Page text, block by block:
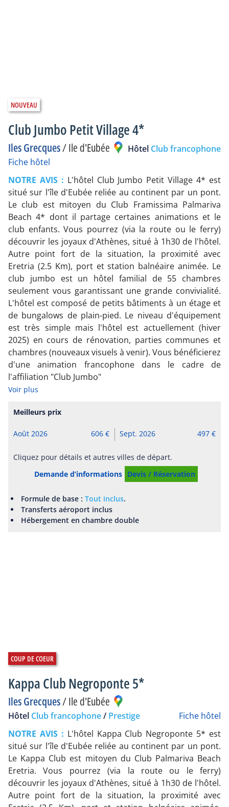
Club Jumbo Petit Village 4*
Iles Grecques/Ile d'Eubée Hôtel Club francophone
Fiche hôtel
NOTRE AVIS : L'hôtel Club Jumbo Petit Village 4* est
situé sur l'île d'Eubée reliée au continent par un pont.
Le club est mitoyen du Club Framissima Palmariva
Beach 4* dont il partage certaines animations et le
club enfants. Vous pourrez (via la route ou le ferry)
découvrir les joyaux d'Athènes, situé à 1h30 de l'hôtel.
Autre point fort de la situation, la proximité avec
Eretria (2.5 Km), port et station balnéaire animée. Le
club jumbo est un hôtel familial de 55 chambres
seulement vous garantissant une grande convivialité.
L'hôtel est composé de petits bâtiments à un étage et
de bungalows de plain-pied. Le niveau d'équipement
est très simple mais l'hôtel est actuellement (hiver
2025) en cours de rénovation, parties communes et
chambres (nouveaux visuels à venir). Vous bénéficierez
d'une animation francophone dans le cadre de
l'affiliation "Club Jumbo"
Voir plus
Demande d’informations Devis / Réservation
Meilleurs prix
Août 2026 606 Sept. 2026 497
Cliquez pour détails et autres villes de départ.
Formule de base :Tout inclus.
Transferts aéroport inclus
Hébergement en chambre double
Kappa Club Negroponte 5*
Iles Grecques/Ile d'Eubée
Hôtel Club francophone/ Prestige
Fiche hôtel
NOTRE AVIS : L'hôtel Kappa Club Negroponte 5* est
situé sur l'île d'Eubée reliée au continent par un pont.
Le Kappa Club est mitoyen du Club Palmariva Beach
Eretria. Vous pourrez (via la route ou le ferry)
découvrir les joyaux d'Athènes, situé à 1h30 de l'hôtel.
Autre point fort de la situation, la proximité avec